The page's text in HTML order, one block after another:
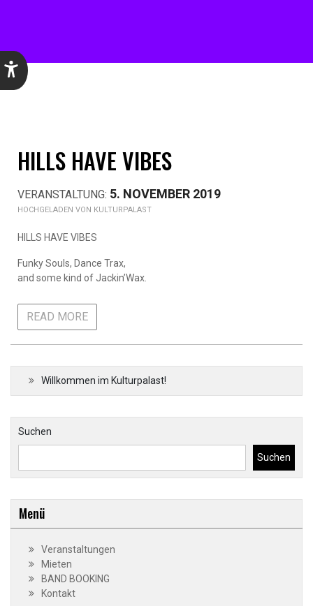
HILLS HAVE VIBES
5. NOVEMBER 2019
KULTURPALAST
HILLS HAVE VIBES
Funky Souls, Dance Trax,
and some kind of Jackin’Wax.
READ MORE
Willkommen im Kulturpalast!
Suchen
Suchen
Menü
Veranstaltungen
Mieten
BAND BOOKING
Kontakt